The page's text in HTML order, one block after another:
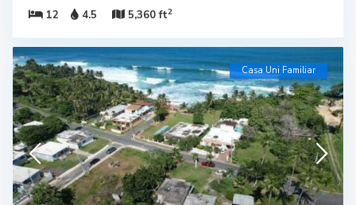
12
4.5 5,360 ft2
Casa Uni Familiar